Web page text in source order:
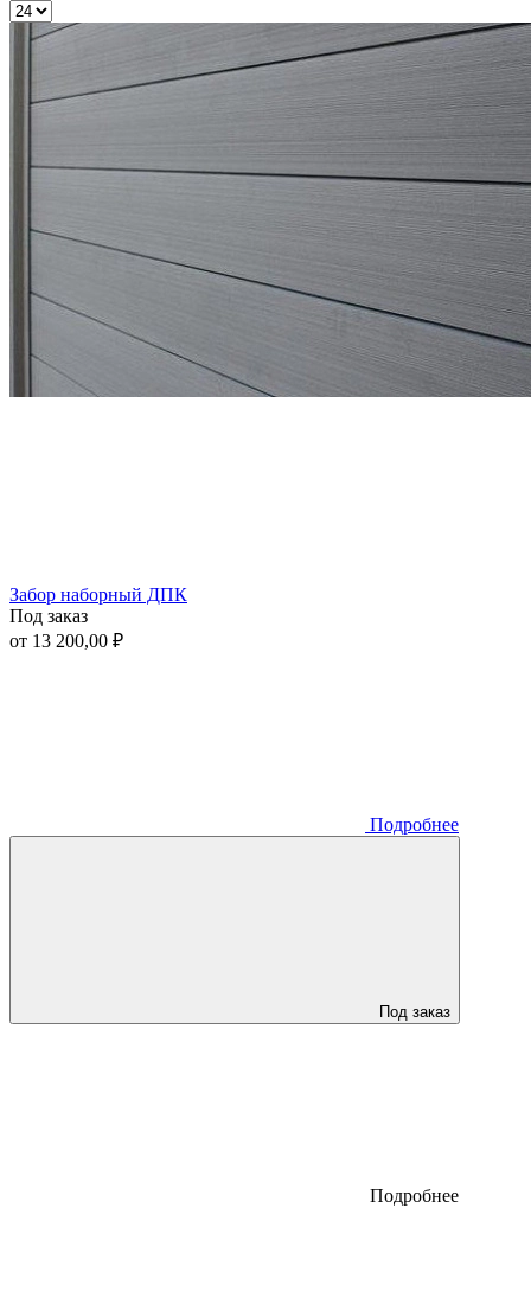
Забор наборный ДПК
Под заказ
от 13 200,00 ₽
Подробнее
Под заказ
Подробнее